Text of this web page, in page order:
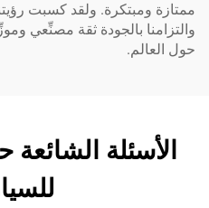
ممتازة ومبتكرة. ولقد كسبت
والتزامنا بالجودة ثقة مصنِّعي
حول العالم.